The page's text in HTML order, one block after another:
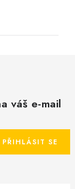
váš e-mail
PŘIHLÁSIT SE